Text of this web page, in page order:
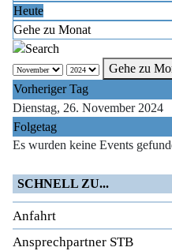
Heute
Gehe zu Monat
Gehe zu
Vorheriger Tag
Dienstag, 26. November 2024
Folgetag
Es wurden keine Events
SCHNELL ZU...
Anfahrt
Ansprechpartner STB